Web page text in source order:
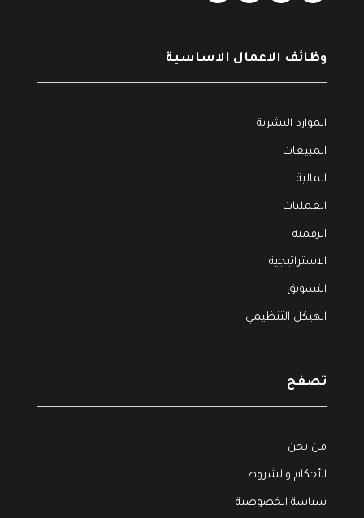
وظائف الاعمال الاساسية
الموارد البشرية
المبيعات
المالية
العمليات
الرقمنة
الاستراتيجية
التسويق
الهيكل التنظيمي
تصفح
من نحن
الأحكام والشروط
سياسة الخصوصية